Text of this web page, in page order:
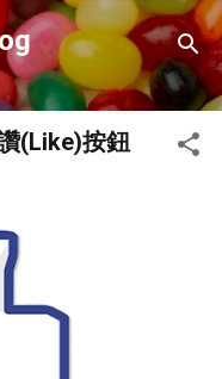
(Like)按鈕